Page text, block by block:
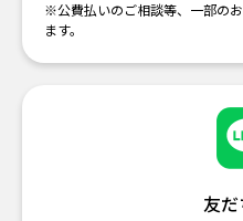
※公費払いのご相談等、一部の
ます。
友だ